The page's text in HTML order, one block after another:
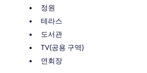
정원
테라스
도서관
TV(공용 구역)
연회장